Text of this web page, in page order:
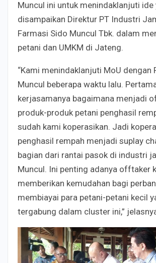
Muncul ini untuk menindaklanjuti ide
disampaikan Direktur PT Industri
Farmasi Sido Muncul Tbk. dalam
petani dan UMKM di Jateng.
“Kami menindaklanjuti MoU dengan
Muncul beberapa waktu lalu.
kerjasamanya bagaimana menjadi
produk-produk petani penghasil
sudah kami koperasikan. Jadi
penghasil rempah menjadi suplay
bagian dari rantai pasok di industri
Muncul. Ini penting adanya offtaker
memberikan kemudahan bagi
membiayai para petani-petani kecil
tergabung dalam cluster ini,”